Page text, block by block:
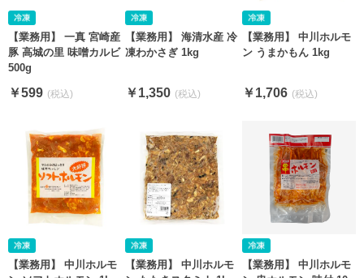
【業務用】 一真 宮崎産
豚 高城の里 味噌カルビ
500g
￥599
【業務用】 海清水産 冷
凍わかさぎ 1kg
￥1,350
【業務用】 中川ホルモ
ン うまかもん 1kg
￥1,706
【業務用】 中川ホルモ
【業務用】 中川ホルモ
【業務用】 中川ホルモ